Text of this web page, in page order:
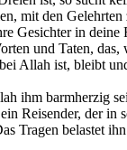
mit den Gelehrten
Gesichter in deine
und Taten, das,
Allah ist, bleibt
ihm barmherzig
Reisender, der in
Tragen belastet